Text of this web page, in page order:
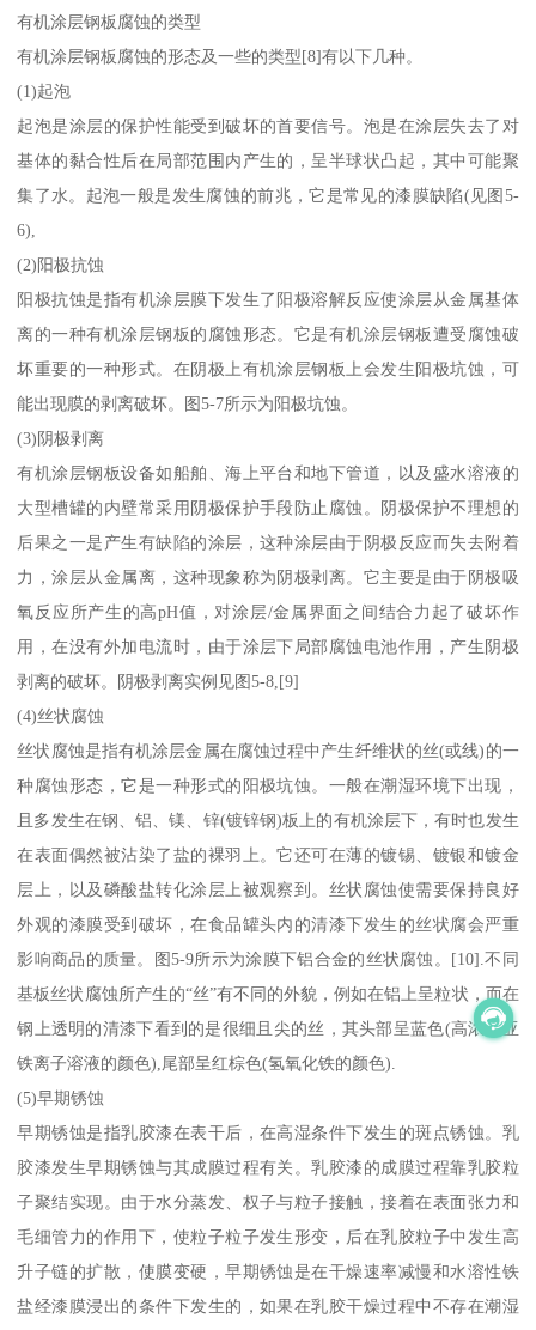
有机涂层钢板腐蚀的类型
有机涂层钢板腐蚀的形态及一些的类型[8]有以下几种。
(1)起泡
起泡是涂层的保护性能受到破坏的首要信号。泡是在涂层失去了对
基体的黏合性后在局部范围内产生的，呈半球状凸起，其中可能聚
集了水。起泡一般是发生腐蚀的前兆，它是常见的漆膜缺陷(见图5-
6),
(2)阳极抗蚀
阳极抗蚀是指有机涂层膜下发生了阳极溶解反应使涂层从金属基体
离的一种有机涂层钢板的腐蚀形态。它是有机涂层钢板遭受腐蚀破
坏重要的一种形式。在阴极上有机涂层钢板上会发生阳极坑蚀，可
能出现膜的剥离破坏。图5-7所示为阳极坑蚀。
(3)阴极剥离
有机涂层钢板设备如船舶、海上平台和地下管道，以及盛水溶液的
大型槽罐的内壁常采用阴极保护手段防止腐蚀。阴极保护不理想的
后果之一是产生有缺陷的涂层，这种涂层由于阴极反应而失去附着
力，涂层从金属离，这种现象称为阴极剥离。它主要是由于阴极吸
氧反应所产生的高pH值，对涂层/金属界面之间结合力起了破坏作
用，在没有外加电流时，由于涂层下局部腐蚀电池作用，产生阴极
剥离的破坏。阴极剥离实例见图5-8,[9]
(4)丝状腐蚀
丝状腐蚀是指有机涂层金属在腐蚀过程中产生纤维状的丝(或线)的一
种腐蚀形态，它是一种形式的阳极坑蚀。一般在潮湿环境下出现，
且多发生在钢、铝、镁、锌(镀锌钢)板上的有机涂层下，有时也发生
在表面偶然被沾染了盐的裸羽上。它还可在薄的镀锡、镀银和镀金
层上，以及磷酸盐转化涂层上被观察到。丝状腐蚀使需要保持良好
外观的漆膜受到破坏，在食品罐头内的清漆下发生的丝状腐会严重
影响商品的质量。图5-9所示为涂膜下铝合金的丝状腐蚀。[10].不同
基板丝状腐蚀所产生的“丝”有不同的外貌，例如在铝上呈粒状，而在
钢上透明的清漆下看到的是很细且尖的丝，其头部呈蓝色(高浓度亚
铁离子溶液的颜色),尾部呈红棕色(氢氧化铁的颜色).
(5)早期锈蚀
早期锈蚀是指乳胶漆在表干后，在高湿条件下发生的斑点锈蚀。乳
胶漆发生早期锈蚀与其成膜过程有关。乳胶漆的成膜过程靠乳胶粒
子聚结实现。由于水分蒸发、权子与粒子接触，接着在表面张力和
毛细管力的作用下，使粒子粒子发生形变，后在乳胶粒子中发生高
升子链的扩散，使膜变硬，早期锈蚀是在干燥速率减慢和水溶性铁
盐经漆膜浸出的条件下发生的，如果在乳胶干燥过程中不存在潮湿